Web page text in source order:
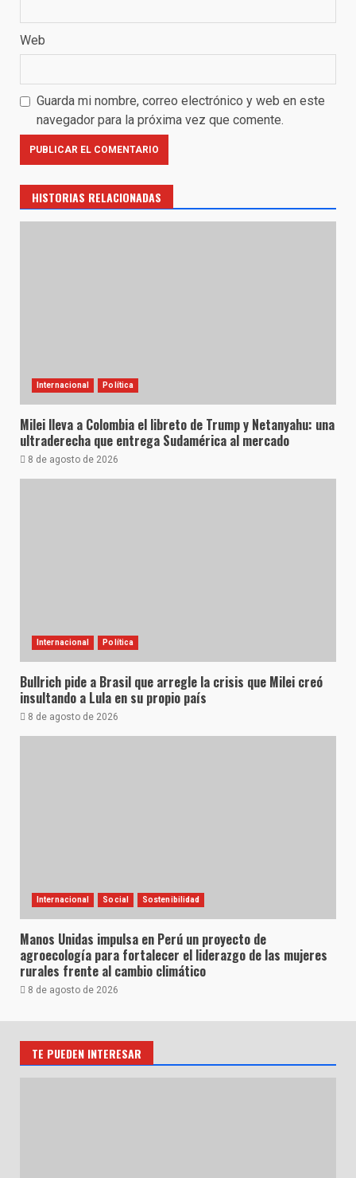
Web
Guarda mi nombre, correo electrónico y web en este
navegador para la próxima vez que comente.
HISTORIAS RELACIONADAS
Internacional Política
Milei lleva a Colombia el libreto de Trump y Netanyahu: una
ultraderecha que entrega Sudamérica al mercado
8 de agosto de 2026
Internacional Política
Bullrich pide a Brasil que arregle la crisis que Milei creó
insultando a Lula en su propio país
8 de agosto de 2026
Internacional Social Sostenibilidad
Manos Unidas impulsa en Perú un proyecto de
agroecología para fortalecer el liderazgo de las mujeres
rurales frente al cambio climático
8 de agosto de 2026
TE PUEDEN INTERESAR